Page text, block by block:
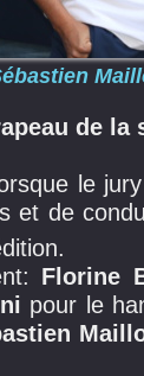
de la
le
et de
Florine
pour le